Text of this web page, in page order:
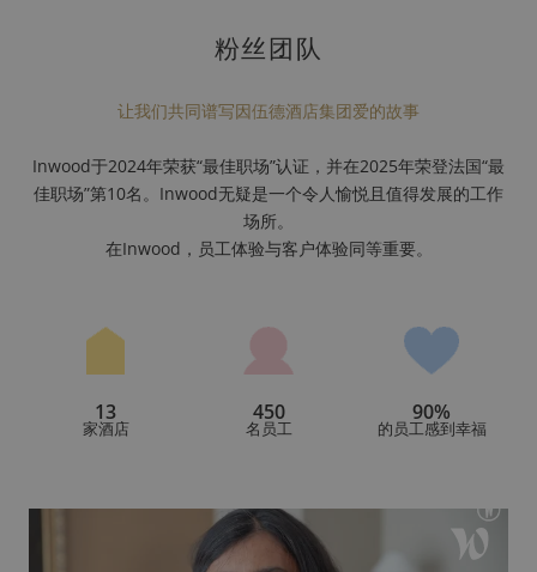
粉丝团队
让我们共同谱写因伍德酒店集团爱的故事
Inwood于2024年荣获“最佳职场”认证，并在2025年荣登法国“最
佳职场”第10名。Inwood无疑是一个令人愉悦且值得发展的工作
场所。
在Inwood，员工体验与客户体验同等重要。
13
家酒店
450
名员工
90%
的员工感到幸福